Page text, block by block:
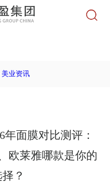
美业资讯
年面膜对比测评：
欧莱雅哪款是你的
？